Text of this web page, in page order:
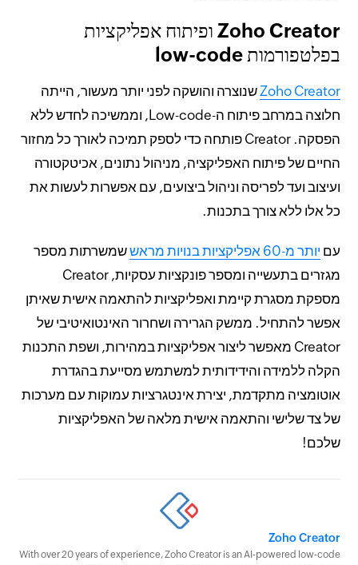
Zoho Creator ופיתוח אפליקציות
בפלטפורמות low-code
Zoho Creatorשנוצרה והושקה לפני יותר מעשור, הייתה
חלוצה במרחב פיתוח ה-Low-code, וממשיכה לחדש ללא
הפסקה. Creator פותחה כדי לספק תמיכה לאורך כל מחזור
החיים של פיתוח האפליקציה, מניהול נתונים, אכיטקטורה
ועיצוב ועד לפריסה וניהול ביצועים, עם אפשרות לעשות את
כל אלו ללא צורך בתכנות.
עם יותר מ-60 אפליקציות בנויות מראש
שמשרתות מספר
מגזרים בתעשייה ומספר פונקציות עסקיות, Creator
מספקת מסגרת קיימת ואפליקציות להתאמה אישית שאיתן
אפשר להתחיל. ממשק הגרירה ושחרור האינטואיטיבי של
Creator מאפשר ליצור אפליקציות במהירות, ושפת התכנות
הקלה ללמידה והידידותית למשתמש מסייעת בהגדרת
אוטומציה מתקדמת, יצירת אינטגרציות עמוקות עם מערכות
של צד שלישי והתאמה אישית מלאה של האפליקציות
שלכם!
Zoho Creator
With over 20 years of experience, Zoho Creator is an AI-powered low-code